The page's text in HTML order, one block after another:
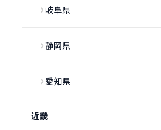
岐阜県
静岡県
愛知県
近畿